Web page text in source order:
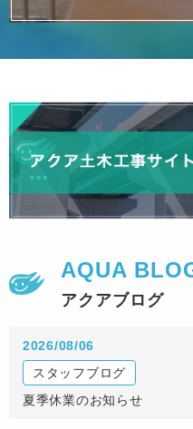
AQUA
アクアブログ
2026/08/06
スタッフブログ
夏季休業のお知らせ